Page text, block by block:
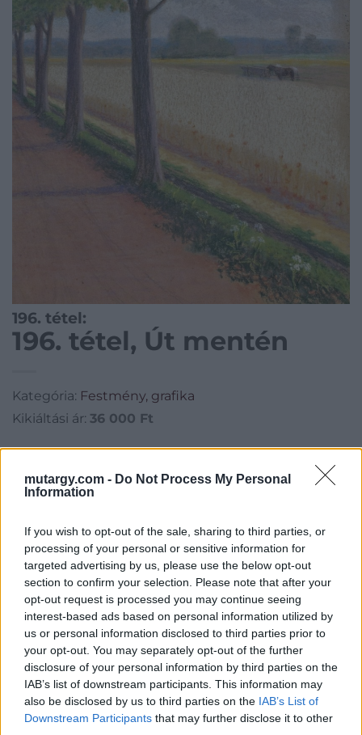
mutargy.com - Do Not Process My Personal
Information
If you wish to opt-out of the sale, sharing to third parties, or
processing of your personal or sensitive information for
targeted advertising by us, please use the below opt-out
section to confirm your selection. Please note that after your
opt-out request is processed you may continue seeing
interest-based ads based on personal information utilized by
us or personal information disclosed to third parties prior to
your opt-out. You may separately opt-out of the further
disclosure of your personal information by third parties on the
IAB’s list of downstream participants. This information may
also be disclosed by us to third parties on the IAB’s List of
Downstream Participants that may further disclose it to other
196. tétel:
196. tétel, Út mentén
Kategória: Festmény, grafika
Kikiáltási ár: 36 000 Ft
Aukció neve:27. aukció / festmények
Aukció ideje: 18:00
Aukció helye: Biksady Galéria
Eladó adatai
Eladó:Biksady Galéria
Cím: Törő Tamás
Biksady Galéria Kft.
1055, Budapest, Falk Miksa u.